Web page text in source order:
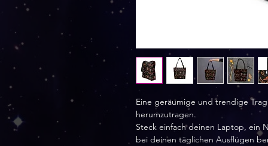
Eine geräumige und trendige
herumzutragen.
Steck einfach deinen Laptop, ein
bei deinen täglichen Ausflügen